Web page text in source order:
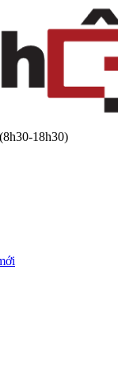
(8h30-18h30)